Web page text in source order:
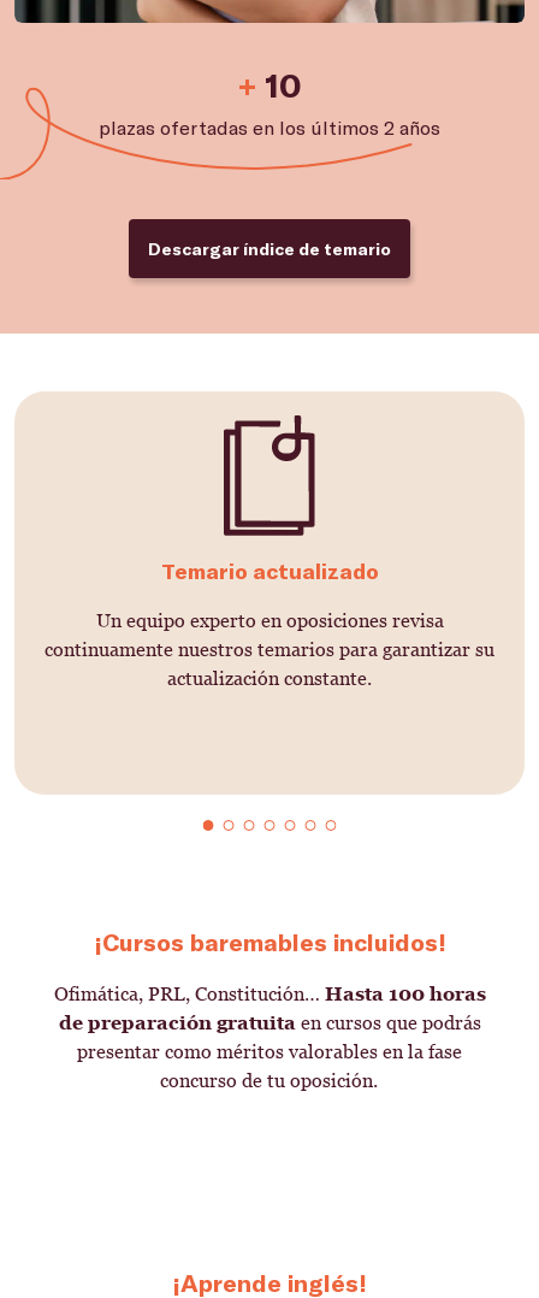
+ 10
plazas ofertadas en los últimos 2 años
Descargar índice de temario
Temario actualizado
Un equipo experto en oposiciones revisa
continuamente nuestros temarios para garantizar su
actualización constante.
¡Cursos baremables incluidos!
Ofimática, PRL, Constitución… Hasta 100 horas
de preparación gratuitaen cursos que podrás
presentar como méritos valorables en la fase
concurso de tu oposición.
¡Aprende inglés!